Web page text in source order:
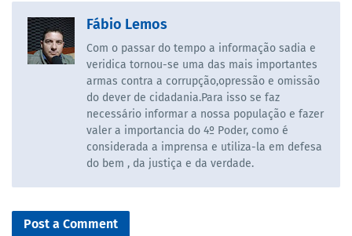
Fábio Lemos
Com o passar do tempo a informação sadia e
veridica tornou-se uma das mais importantes
armas contra a corrupção,opressão e omissão
do dever de cidadania.Para isso se faz
necessário informar a nossa população e fazer
valer a importancia do 4º Poder, como é
considerada a imprensa e utiliza-la em defesa
do bem , da justiça e da verdade.
Post a Comment